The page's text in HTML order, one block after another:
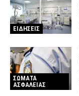
ΕΙΔΗΣΕΙΣ
ΣΩΜΑΤΑ
ΑΣΦΑΛΕΙΑΣ